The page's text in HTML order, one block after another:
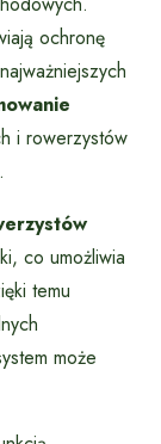
ochronę
i rowerzystów
co umożliwia
temu
może